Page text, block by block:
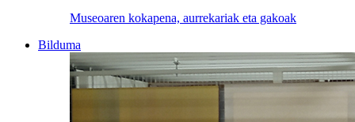
Museoaren kokapena, aurrekariak eta gakoak
Bilduma